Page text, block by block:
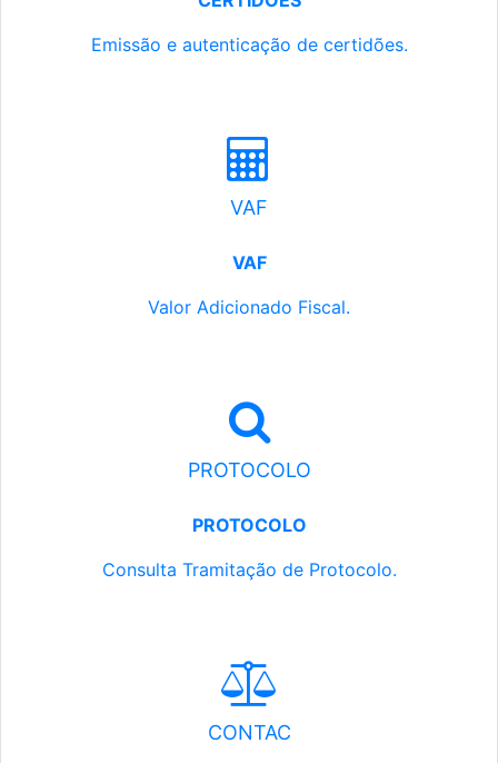
Emissão e autenticação de certidões.
VAF
VAF
Valor Adicionado Fiscal.
PROTOCOLO
PROTOCOLO
Consulta Tramitação de Protocolo.
CONTAC